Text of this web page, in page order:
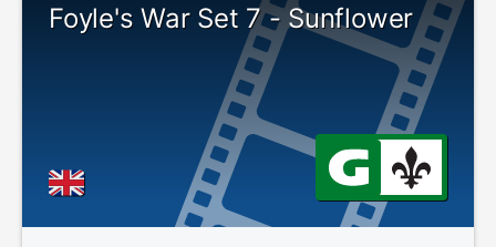
Foyle's War Set 7 - Sunflower